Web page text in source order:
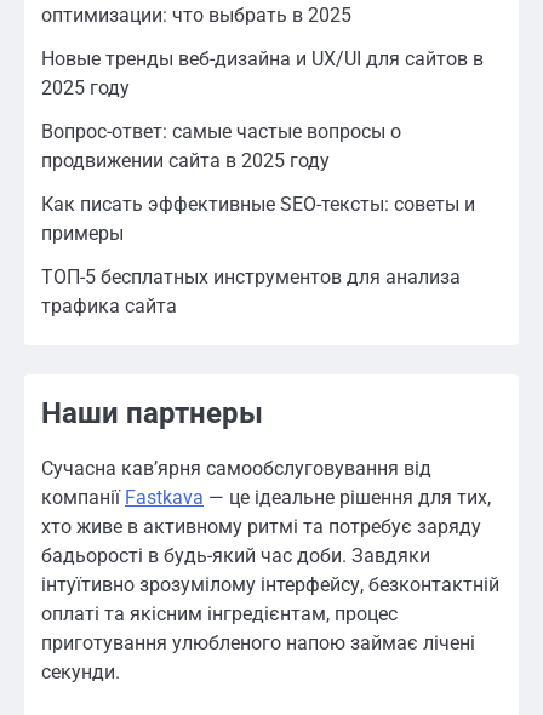
оптимизации: что выбрать в 2025
Новые тренды веб-дизайна и UX/UI для сайтов в
2025 году
Вопрос-ответ: самые частые вопросы о
продвижении сайта в 2025 году
Как писать эффективные SEO-тексты: советы и
примеры
ТОП-5 бесплатных инструментов для анализа
трафика сайта
Наши партнеры
Сучасна кав’ярня самообслуговування від
компанії Fastkava — це ідеальне рішення для тих,
хто живе в активному ритмі та потребує заряду
бадьорості в будь-який час доби. Завдяки
інтуїтивно зрозумілому інтерфейсу, безконтактній
оплаті та якісним інгредієнтам, процес
приготування улюбленого напою займає лічені
секунди.